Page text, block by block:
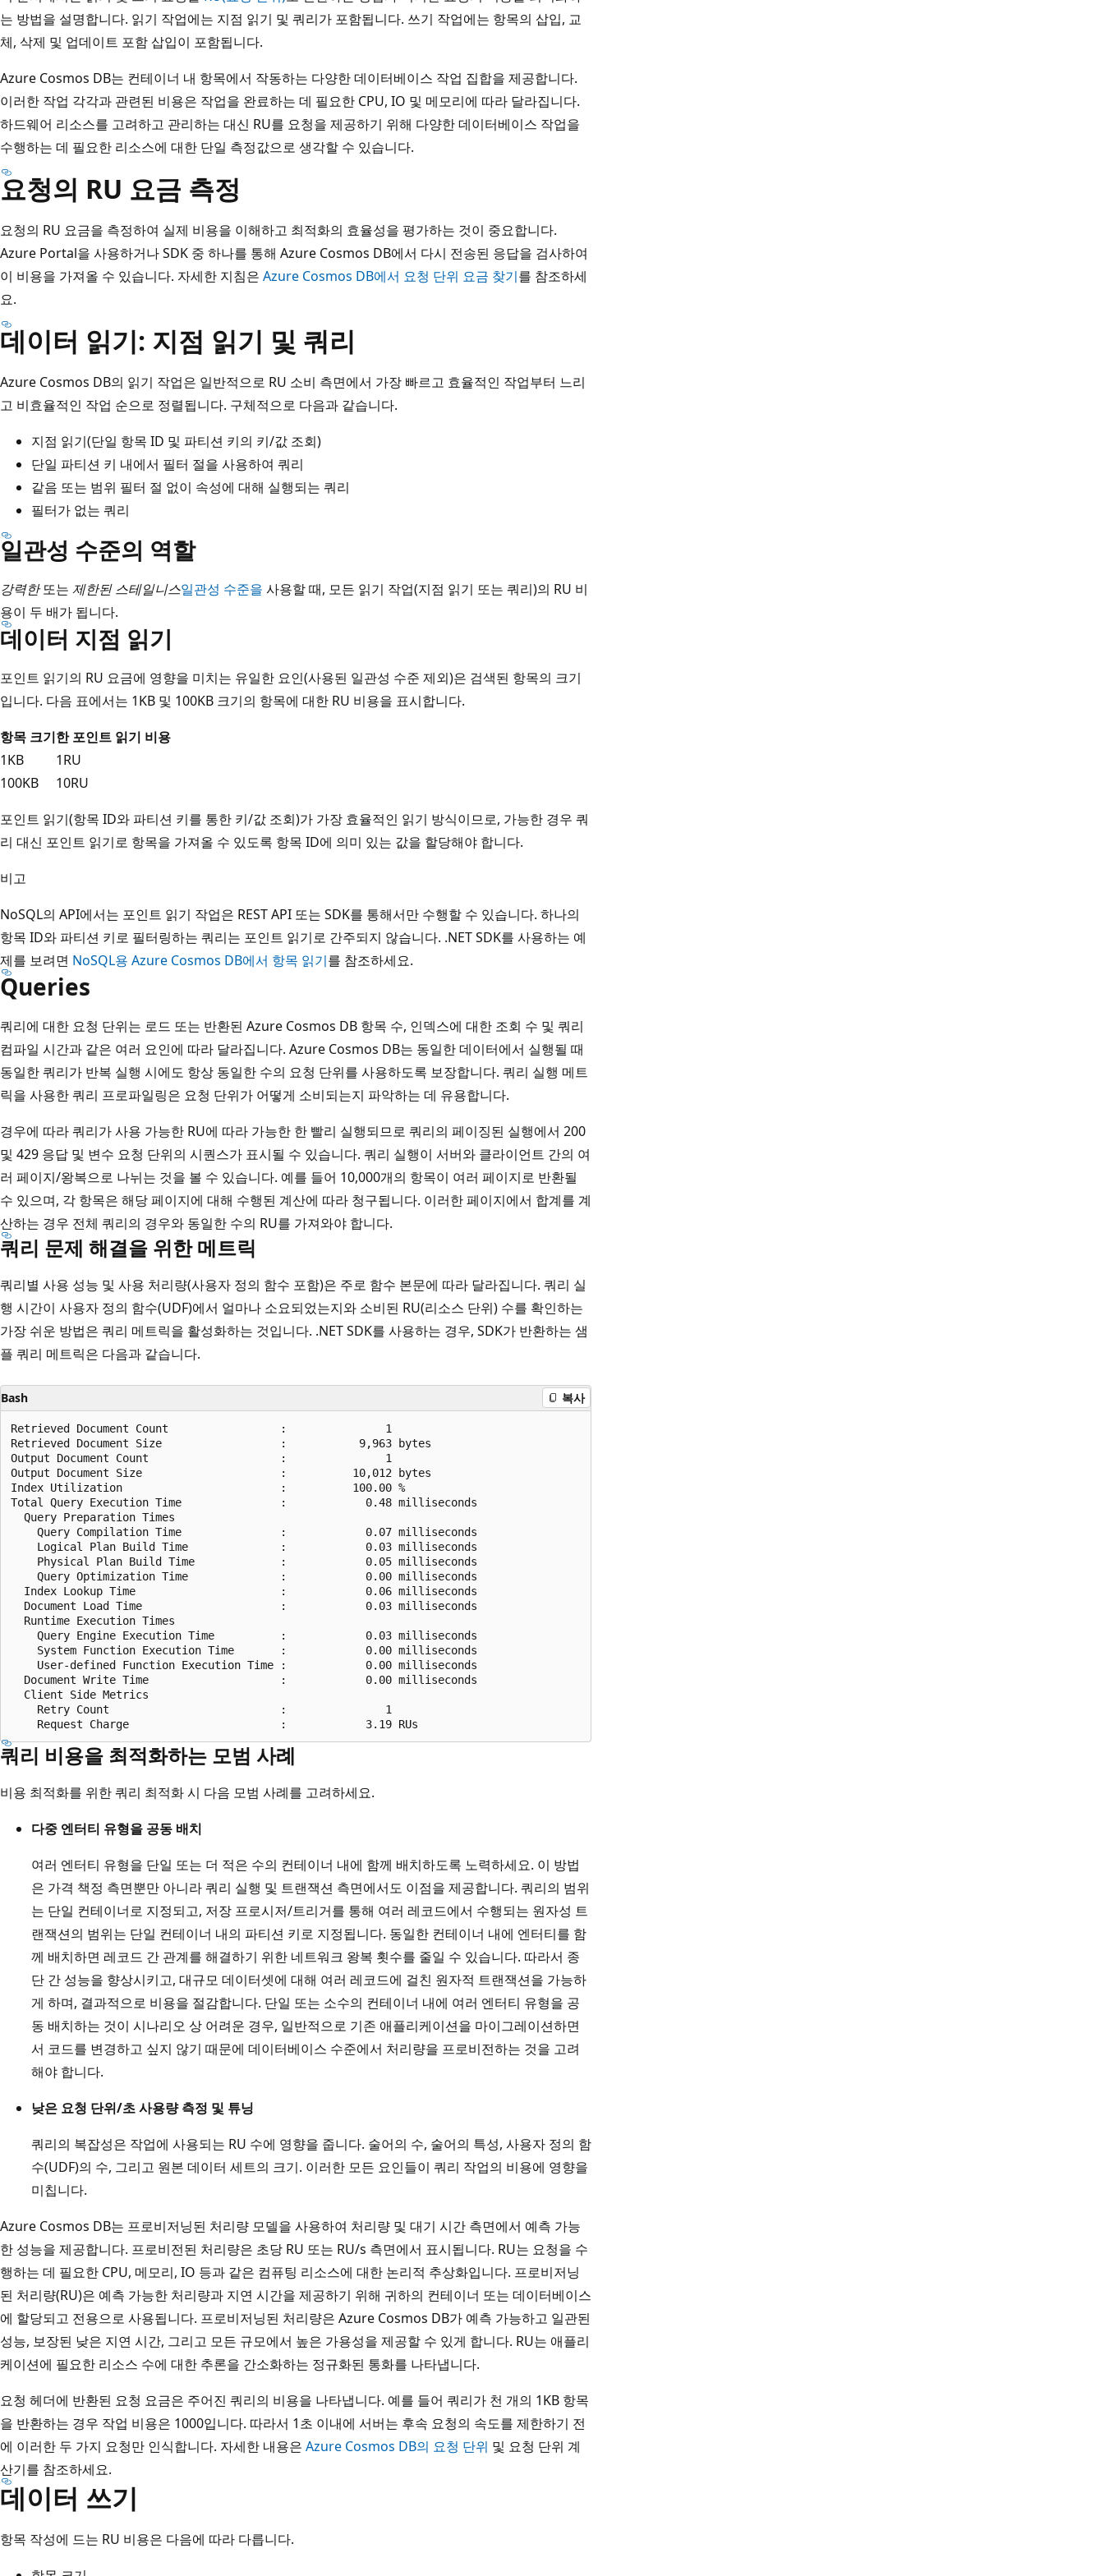
는 방법을 설명합니다. 읽기 작업에는 지점 읽기 및 쿼리가 포함됩니다. 쓰기 작업에는 항목의 삽입, 교
체, 삭제 및 업데이트 포함 삽입이 포함됩니다.
Azure Cosmos DB는 컨테이너 내 항목에서 작동하는 다양한 데이터베이스 작업 집합을 제공합니다.
이러한 작업 각각과 관련된 비용은 작업을 완료하는 데 필요한 CPU, IO 및 메모리에 따라 달라집니다.
하드웨어 리소스를 고려하고 관리하는 대신 RU를 요청을 제공하기 위해 다양한 데이터베이스 작업을
수행하는 데 필요한 리소스에 대한 단일 측정값으로 생각할 수 있습니다.
요청의 RU 요금 측정
요청의 RU 요금을 측정하여 실제 비용을 이해하고 최적화의 효율성을 평가하는 것이 중요합니다.
Azure Portal을 사용하거나 SDK 중 하나를 통해 Azure Cosmos DB에서 다시 전송된 응답을 검사하여
이 비용을 가져올 수 있습니다. 자세한 지침은 Azure Cosmos DB에서 요청 단위 요금 찾기를 참조하세
요.
데이터 읽기: 지점 읽기 및 쿼리
Azure Cosmos DB의 읽기 작업은 일반적으로 RU 소비 측면에서 가장 빠르고 효율적인 작업부터 느리
고 비효율적인 작업 순으로 정렬됩니다. 구체적으로 다음과 같습니다.
지점 읽기(단일 항목 ID 및 파티션 키의 키/값 조회)
단일 파티션 키 내에서 필터 절을 사용하여 쿼리
같음 또는 범위 필터 절 없이 속성에 대해 실행되는 쿼리
필터가 없는 쿼리
일관성 수준의 역할
강력한또는 제한된 스테일니스일관성 수준을 사용할 때, 모든 읽기 작업(지점 읽기 또는 쿼리)의 RU 비
용이 두 배가 됩니다.
데이터 지점 읽기
포인트 읽기의 RU 요금에 영향을 미치는 유일한 요인(사용된 일관성 수준 제외)은 검색된 항목의 크기
입니다. 다음 표에서는 1KB 및 100KB 크기의 항목에 대한 RU 비용을 표시합니다.
항목 크기한 포인트 읽기 비용
1KB
1RU
100KB
10RU
포인트 읽기(항목 ID와 파티션 키를 통한 키/값 조회)가 가장 효율적인 읽기 방식이므로, 가능한 경우 쿼
리 대신 포인트 읽기로 항목을 가져올 수 있도록 항목 ID에 의미 있는 값을 할당해야 합니다.
비고
NoSQL의 API에서는 포인트 읽기 작업은 REST API 또는 SDK를 통해서만 수행할 수 있습니다. 하나의
항목 ID와 파티션 키로 필터링하는 쿼리는 포인트 읽기로 간주되지 않습니다. .NET SDK를 사용하는 예
제를 보려면 NoSQL용 Azure Cosmos DB에서 항목 읽기를 참조하세요.
Queries
쿼리에 대한 요청 단위는 로드 또는 반환된 Azure Cosmos DB 항목 수, 인덱스에 대한 조회 수 및 쿼리
컴파일 시간과 같은 여러 요인에 따라 달라집니다. Azure Cosmos DB는 동일한 데이터에서 실행될 때
동일한 쿼리가 반복 실행 시에도 항상 동일한 수의 요청 단위를 사용하도록 보장합니다. 쿼리 실행 메트
릭을 사용한 쿼리 프로파일링은 요청 단위가 어떻게 소비되는지 파악하는 데 유용합니다.
경우에 따라 쿼리가 사용 가능한 RU에 따라 가능한 한 빨리 실행되므로 쿼리의 페이징된 실행에서 200
및 429 응답 및 변수 요청 단위의 시퀀스가 표시될 수 있습니다. 쿼리 실행이 서버와 클라이언트 간의 여
러 페이지/왕복으로 나뉘는 것을 볼 수 있습니다. 예를 들어 10,000개의 항목이 여러 페이지로 반환될
수 있으며, 각 항목은 해당 페이지에 대해 수행된 계산에 따라 청구됩니다. 이러한 페이지에서 합계를 계
산하는 경우 전체 쿼리의 경우와 동일한 수의 RU를 가져와야 합니다.
쿼리 문제 해결을 위한 메트릭
쿼리별 사용 성능 및 사용 처리량(사용자 정의 함수 포함)은 주로 함수 본문에 따라 달라집니다. 쿼리 실
행 시간이 사용자 정의 함수(UDF)에서 얼마나 소요되었는지와 소비된 RU(리소스 단위) 수를 확인하는
가장 쉬운 방법은 쿼리 메트릭을 활성화하는 것입니다. .NET SDK를 사용하는 경우, SDK가 반환하는 샘
플 쿼리 메트릭은 다음과 같습니다.
Bash 복사
Retrieved Document Count                 :               1
Retrieved Document Size                  :           9,963 bytes
Output Document Count                    :               1
Output Document Size                     :          10,012 bytes
Index Utilization                        :          100.00 %
Total Query Execution Time               :            0.48 milliseconds
Query Preparation Times
Query Compilation Time               :            0.07 milliseconds
Logical Plan Build Time              :            0.03 milliseconds
Physical Plan Build Time             :            0.05 milliseconds
Query Optimization Time              :            0.00 milliseconds
Index Lookup Time                      :            0.06 milliseconds
Document Load Time                     :            0.03 milliseconds
Runtime Execution Times
Query Engine Execution Time          :            0.03 milliseconds
System Function Execution Time       :            0.00 milliseconds
User-defined Function Execution Time :            0.00 milliseconds
Document Write Time                    :            0.00 milliseconds
Client Side Metrics
Retry Count                          :               1
쿼리 비용을 최적화하는 모범 사례
비용 최적화를 위한 쿼리 최적화 시 다음 모범 사례를 고려하세요.
다중 엔터티 유형을 공동 배치
여러 엔터티 유형을 단일 또는 더 적은 수의 컨테이너 내에 함께 배치하도록 노력하세요. 이 방법
은 가격 책정 측면뿐만 아니라 쿼리 실행 및 트랜잭션 측면에서도 이점을 제공합니다. 쿼리의 범위
는 단일 컨테이너로 지정되고, 저장 프로시저/트리거를 통해 여러 레코드에서 수행되는 원자성 트
랜잭션의 범위는 단일 컨테이너 내의 파티션 키로 지정됩니다. 동일한 컨테이너 내에 엔터티를 함
께 배치하면 레코드 간 관계를 해결하기 위한 네트워크 왕복 횟수를 줄일 수 있습니다. 따라서 종
단 간 성능을 향상시키고, 대규모 데이터셋에 대해 여러 레코드에 걸친 원자적 트랜잭션을 가능하
게 하며, 결과적으로 비용을 절감합니다. 단일 또는 소수의 컨테이너 내에 여러 엔터티 유형을 공
동 배치하는 것이 시나리오 상 어려운 경우, 일반적으로 기존 애플리케이션을 마이그레이션하면
서 코드를 변경하고 싶지 않기 때문에 데이터베이스 수준에서 처리량을 프로비전하는 것을 고려
해야 합니다.
낮은 요청 단위/초 사용량 측정 및 튜닝
쿼리의 복잡성은 작업에 사용되는 RU 수에 영향을 줍니다. 술어의 수, 술어의 특성, 사용자 정의 함
수(UDF)의 수, 그리고 원본 데이터 세트의 크기. 이러한 모든 요인들이 쿼리 작업의 비용에 영향을
미칩니다.
Azure Cosmos DB는 프로비저닝된 처리량 모델을 사용하여 처리량 및 대기 시간 측면에서 예측 가능
한 성능을 제공합니다. 프로비전된 처리량은 초당 RU 또는 RU/s 측면에서 표시됩니다. RU는 요청을 수
행하는 데 필요한 CPU, 메모리, IO 등과 같은 컴퓨팅 리소스에 대한 논리적 추상화입니다. 프로비저닝
된 처리량(RU)은 예측 가능한 처리량과 지연 시간을 제공하기 위해 귀하의 컨테이너 또는 데이터베이스
에 할당되고 전용으로 사용됩니다. 프로비저닝된 처리량은 Azure Cosmos DB가 예측 가능하고 일관된
성능, 보장된 낮은 지연 시간, 그리고 모든 규모에서 높은 가용성을 제공할 수 있게 합니다. RU는 애플리
케이션에 필요한 리소스 수에 대한 추론을 간소화하는 정규화된 통화를 나타냅니다.
요청 헤더에 반환된 요청 요금은 주어진 쿼리의 비용을 나타냅니다. 예를 들어 쿼리가 천 개의 1KB 항목
을 반환하는 경우 작업 비용은 1000입니다. 따라서 1초 이내에 서버는 후속 요청의 속도를 제한하기 전
에 이러한 두 가지 요청만 인식합니다. 자세한 내용은 Azure Cosmos DB의 요청 단위 및 요청 단위 계
산기를 참조하세요.
데이터 쓰기
항목 작성에 드는 RU 비용은 다음에 따라 다릅니다.